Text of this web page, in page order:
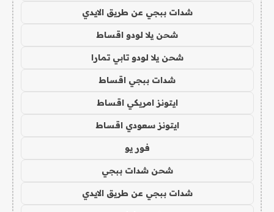
شدات ببجي عن طريق الايدي
شحن يلا لودو اقساط
شحن يلا لودو تابي تمارا
شدات ببجي اقساط
ايتونز امريكي اقساط
ايتونز سعودي اقساط
فور يو
شحن شدات ببجي
شدات ببجي عن طريق الايدي